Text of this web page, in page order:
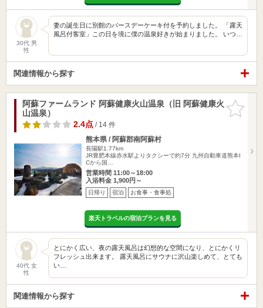
30代 男
性
妻の誕生日に別館のバースデーケーキ付を予約しました。 「露天
風呂付客室」この日を境に僕の温泉好きが始まりました。 いつ…
関連情報から探す
お気に入
りに追加
阿蘇ファームランド 阿蘇健康火山温泉（旧 阿蘇健康火
山温泉）
2.4点/ 14 件
熊本県 / 阿蘇郡南阿蘇村
長陽駅1.77km
JR豊肥本線赤水駅よりタクシーで約7分 九州自動車道熊本I
Cから国…
営業時間 11:00～18:00
入浴料金 1,900円～
日帰り 宿泊 お食事・食事処
楽天トラベルの宿泊プランを見る
40代 女
性
とにかく広い、夜の露天風呂は幻想的な空間になり、とにかくリ
フレッシュ出来ます。 露天風呂にサウナに沢山楽しめて、とても
い…
関連情報から探す